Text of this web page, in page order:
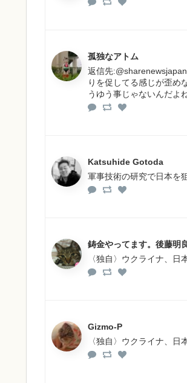
孤独なアトム
返信先
りを促してる感じが歪め
うゆう事じゃないんだよ
Katsuhide Gotoda
軍事技術の研究で日本を
鋳金やってます。後藤明
〈独自〉ウクライナ、
Gizmo-P
〈独自〉ウクライナ、